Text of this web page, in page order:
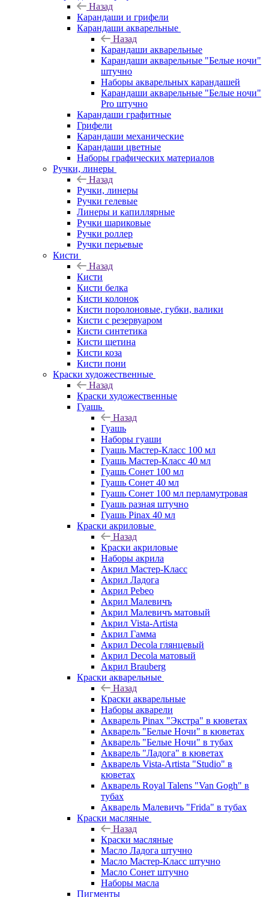
Назад
Карандаши и грифели
Карандаши акварельные
Назад
Карандаши акварельные
Карандаши акварельные "Белые ночи"
штучно
Наборы акварельных карандашей
Карандаши акварельные "Белые ночи"
Pro штучно
Карандаши графитные
Грифели
Карандаши механические
Карандаши цветные
Наборы графических материалов
Ручки, линеры
Назад
Ручки, линеры
Ручки гелевые
Линеры и капиллярные
Ручки шариковые
Ручки роллер
Ручки перьевые
Кисти
Назад
Кисти
Кисти белка
Кисти колонок
Кисти поролоновые, губки, валики
Кисти с резервуаром
Кисти синтетика
Кисти щетина
Кисти коза
Кисти пони
Краски художественные
Назад
Краски художественные
Гуашь
Назад
Гуашь
Наборы гуаши
Гуашь Мастер-Класс 100 мл
Гуашь Мастер-Класс 40 мл
Гуашь Сонет 100 мл
Гуашь Сонет 40 мл
Гуашь Сонет 100 мл перламутровая
Гуашь разная штучно
Гуашь Pinax 40 мл
Краски акриловые
Назад
Краски акриловые
Наборы акрила
Акрил Мастер-Класс
Акрил Ладога
Акрил Pebeo
Акрил Малевичъ
Акрил Малевичъ матовый
Акрил Vista-Artista
Акрил Гамма
Акрил Decola глянцевый
Акрил Decola матовый
Акрил Brauberg
Краски акварельные
Назад
Краски акварельные
Наборы акварели
Акварель Pinax "Экстра" в кюветах
Акварель "Белые Ночи" в кюветах
Акварель "Белые Ночи" в тубах
Акварель "Ладога" в кюветах
Акварель Vista-Artista "Studio" в
кюветах
Акварель Royal Talens "Van Gogh" в
тубах
Акварель Малевичъ "Frida" в тубах
Краски масляные
Назад
Краски масляные
Масло Ладога штучно
Масло Мастер-Класс штучно
Масло Сонет штучно
Наборы масла
Пигменты